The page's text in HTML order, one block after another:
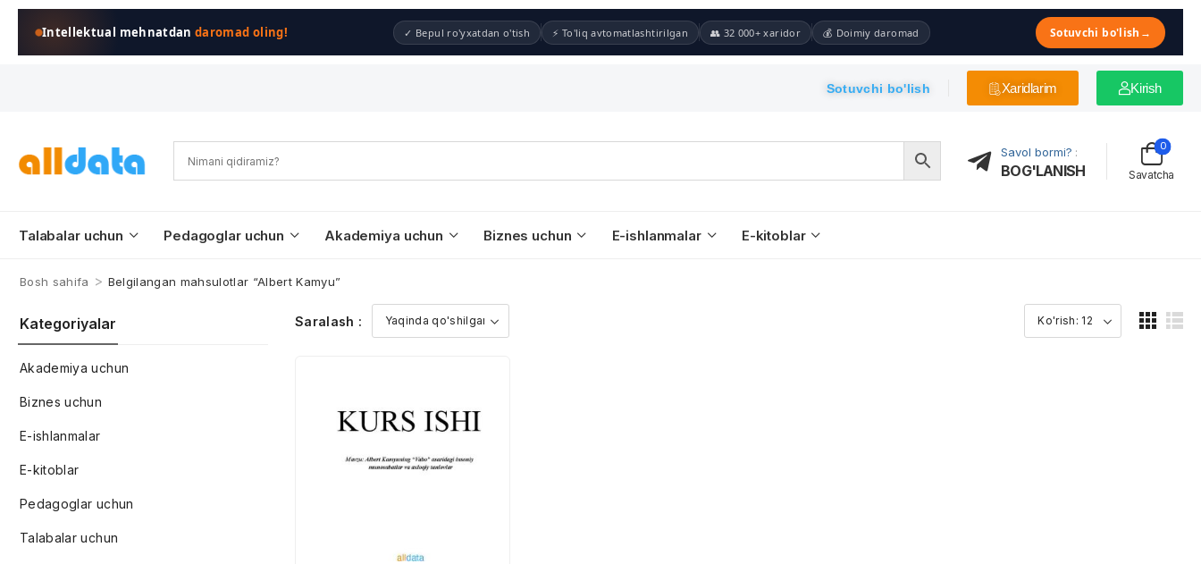
Intellektual mehnatdandaromad oling! ✓ Bepul ro'yxatdan o'tish ⚡ To'liq avtomatlashtirilgan 👥 32 000+ xaridor 💰 Doimiy daromad Sotuvchi bo'lish →
Sotuvchi bo'lish Xaridlarim Kirish
Savol bormi? :
BOG'LANISH Savatcha
0
Talabalar uchun Pedagoglar uchun Akademiya uchun Biznes uchun E-ishlanmalar E-kitoblar
Bosh sahifa > Belgilangan mahsulotlar “Albert Kamyu”
Kategoriyalar
Akademiya uchun
Biznes uchun
E-ishlanmalar
E-kitoblar
Pedagoglar uchun
Talabalar uchun
Saralash :